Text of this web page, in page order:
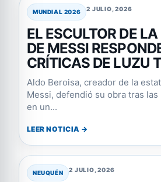
MUNDIAL 2026 2 JULIO, 2026
EL ESCULTOR DE
DE MESSI
CRÍTICAS DE LUZU
Aldo Beroisa, creador de la
Messi, defendió su obra tras
en un...
LEER NOTICIA →
NEUQUÉN 2 JULIO, 2026